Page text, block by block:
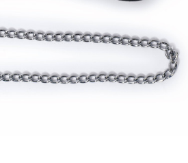
Identifiant ou e-mail